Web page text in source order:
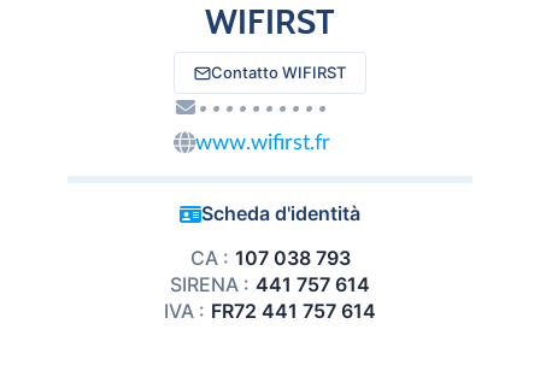
WIFIRST
Contatto WIFIRST
••••••••••
www.wifirst.fr
Scheda d'identità
CA : 107 038 793
SIRENA : 441 757 614
IVA : FR72 441 757 614